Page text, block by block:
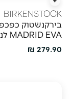
הוספה מהירה
BIRKENSTOCK
בירקנשטוק
MADRID EVA לנשים
מחיר מבצע
279.90 ₪